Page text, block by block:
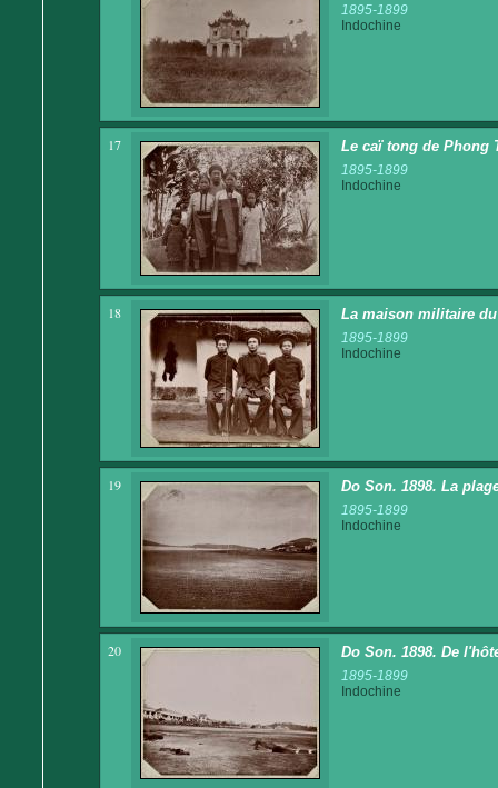
1895-1899
Indochine
17 Le caï tong de Phong
1895-1899
Indochine
18 La maison militaire
1895-1899
Indochine
19 Do Son. 1898. La
1895-1899
Indochine
20 Do Son. 1898. De
1895-1899
Indochine